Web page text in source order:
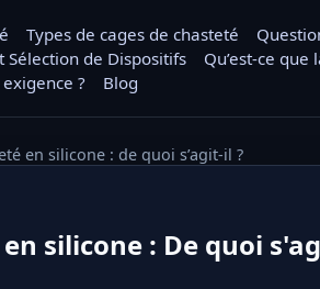
Types de cages de chasteté
Sélection de Dispositifs
Qu’est-ce
?
Blog
en silicone : de quoi s’agit-il ?
silicone : De quoi